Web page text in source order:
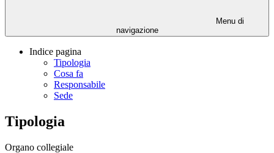
Menu di
navigazione
Indice pagina
Tipologia
Cosa fa
Responsabile
Sede
Tipologia
Organo collegiale